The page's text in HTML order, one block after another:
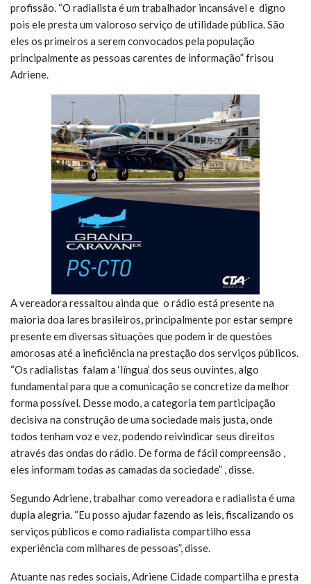
profissão. “O radialista é um trabalhador incansável e digno
pois ele presta um valoroso serviço de utilidade pública. São
eles os primeiros a serem convocados pela população
principalmente as pessoas carentes de informação” frisou
Adriene.
A vereadora ressaltou ainda que o rádio está presente na
maioria doa lares brasileiros, principalmente por estar sempre
presente em diversas situações que podem ir de questões
amorosas até a ineficiência na prestação dos serviços públicos.
“Os radialistas falam a ‘língua’ dos seus ouvintes, algo
fundamental para que a comunicação se concretize da melhor
forma possível. Desse modo, a categoria tem participação
decisiva na construção de uma sociedade mais justa, onde
todos tenham voz e vez, podendo reivindicar seus direitos
através das ondas do rádio. De forma de fácil compreensão ,
eles informam todas as camadas da sociedade” , disse.
Segundo Adriene, trabalhar como vereadora e radialista é uma
dupla alegria. “Eu posso ajudar fazendo as leis, fiscalizando os
serviços públicos e como radialista compartilho essa
experiência com milhares de pessoas”, disse.
Atuante nas redes sociais, Adriene Cidade compartilha e presta